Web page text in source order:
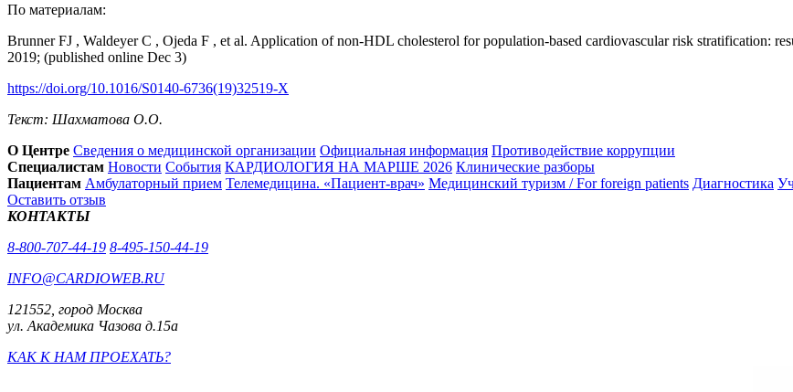
По материалам:
Brunner FJ , Waldeyer C , Ojeda F , et al. Application of non-HDL cholesterol for population-based cardiovascular risk stratification:
2019; (published online Dec 3)
https://doi.org/10.1016/S0140-6736(19)32519-X
Текст: Шахматова О.О.
О Центре Сведения о медицинской организации Официальная информация Противодействие коррупции
Специалистам Новости События КАРДИОЛОГИЯ НА МАРШЕ 2026 Клинические разборы
Пациентам Амбулаторный прием Телемедицина. «Пациент-врач» Медицинский туризм / For foreign patients Диагностика
Оставить отзыв
КОНТАКТЫ
8-800-707-44-19 8-495-150-44-19
INFO@CARDIOWEB.RU
121552, город Москва
ул. Академика Чазова д.15а
КАК К НАМ ПРОЕХАТЬ?